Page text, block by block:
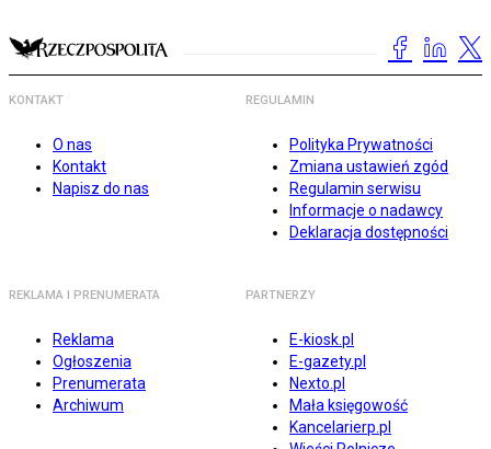
KONTAKT
O nas
Kontakt
Napisz do nas
REGULAMIN
Polityka Prywatności
Zmiana ustawień zgód
Regulamin serwisu
Informacje o nadawcy
Deklaracja dostępności
REKLAMA I PRENUMERATA
Reklama
Ogłoszenia
Prenumerata
Archiwum
PARTNERZY
E-kiosk.pl
E-gazety.pl
Nexto.pl
Mała księgowość
Kancelarierp.pl